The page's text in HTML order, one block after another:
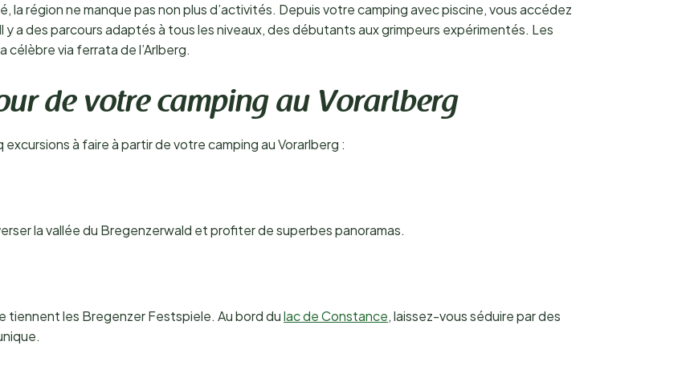
la région ne manque pas non plus d’activités. Depuis votre camping avec piscine, vous accédez
a des parcours adaptés à tous les niveaux, des débutants aux grimpeurs expérimentés. Les
célèbre via ferrata de l’Arlberg.
de votre camping au Vorarlberg
à faire à partir de votre camping au Vorarlberg :
la vallée du Bregenzerwald et profiter de superbes panoramas.
tiennent les Bregenzer Festspiele. Au bord dulac de Constance, laissez-vous séduire par des